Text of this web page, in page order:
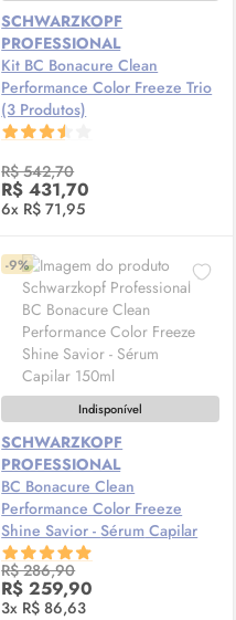
SCHWARZKOPF
PROFESSIONAL
Kit BC Bonacure Clean
Performance Color Freeze Trio
(3 Produtos)
R$ 542,70
R$ 431,70
6x R$ 71,95
-9%
Indisponível
SCHWARZKOPF
PROFESSIONAL
BC Bonacure Clean
Performance Color Freeze
Shine Savior -Sérum Capilar
150ml
R$ 286,90
R$ 259,90
3x R$ 86,63